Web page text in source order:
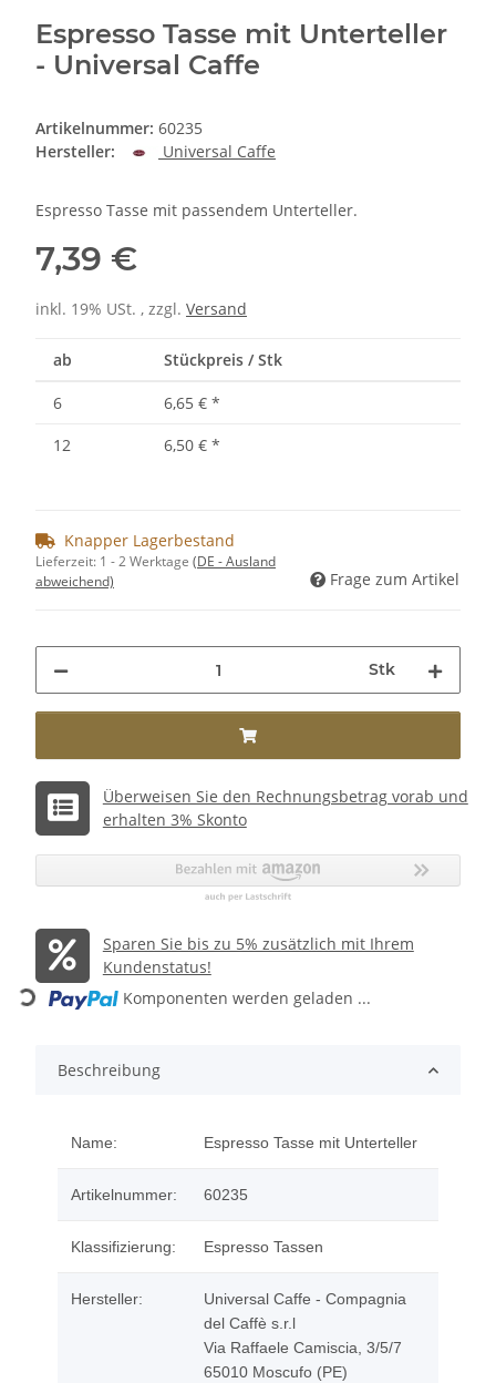
Espresso Tasse mit Unterteller
- Universal Caffe
Artikelnummer: 60235
Hersteller:
Universal Caffe
Espresso Tasse mit passendem Unterteller.
7,39 €
inkl. 19% USt. , zzgl. Versand
ab Stückpreis / Stk
6 6,65 € *
12
6,50 € *
Knapper Lagerbestand
Lieferzeit: 1 - 2 Werktage (DE - Ausland
abweichend)
Frage zum Artikel
Stk
Überweisen Sie den Rechnungsbetrag vorab und
erhalten 3% Skonto
Sparen Sie bis zu 5% zusätzlich mit Ihrem
Kundenstatus!
Loading... Komponenten werden geladen ...
Beschreibung
Name: Espresso Tasse mit Unterteller
Artikelnummer: 60235
Klassifizierung: Espresso Tassen
Hersteller:
Universal Caffe - Compagnia
del Caffè s.r.l
Via Raffaele Camiscia, 3/5/7
65010 Moscufo (PE)